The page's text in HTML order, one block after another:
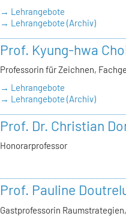
→ Lehrangebote
→ Lehrangebote (Archiv)
Prof. Kyung-hwa
Professorin für Zeichnen,
→ Lehrangebote
→ Lehrangebote (Archiv)
Prof. Dr. Christian
Honorarprofessor
Prof. Pauline
Gastprofessorin